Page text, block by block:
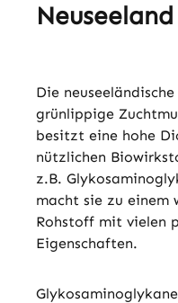
Die neuseeländische
grünlippige
besitzt eine hohe
nützlichen
z.B.
macht sie zu einem
Rohstoff mit vielen
Eigenschaften.